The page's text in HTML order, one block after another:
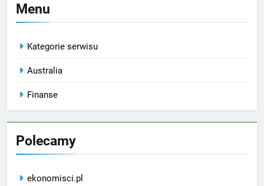
Menu
Kategorie serwisu
Australia
Finanse
Polecamy
ekonomisci.pl